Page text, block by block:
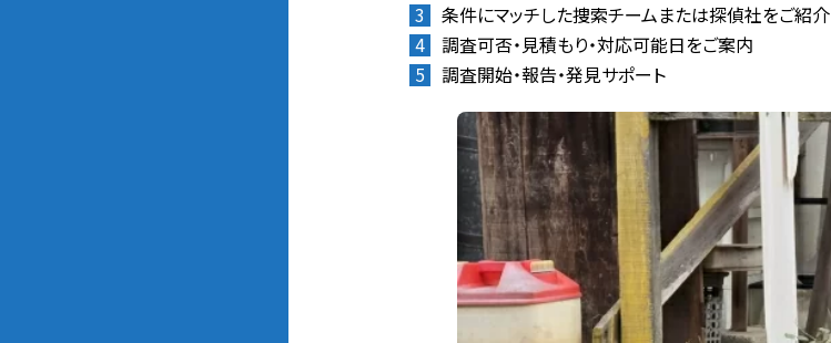
条件にマッチした捜索チームまたは探偵社をご紹介
調査可否・見積もり・対応可能日をご案内
調査開始・報告・発見サポート